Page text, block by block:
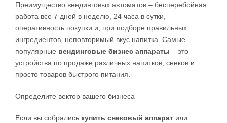
Преимущество вендинговых автоматов – бесперебойная
работа все 7 дней в неделю, 24 часа в сутки,
оперативность покупки и, при подборе правильных
ингредиентов, неповторимый вкус напитка. Самые
популярные вендинговые бизнес аппараты – это
устройства по продаже различных напитков, снеков и
просто товаров быстрого питания.
Определите вектор вашего бизнеса
Если вы собрались купить снековый аппарат или